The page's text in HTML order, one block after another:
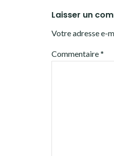
Laisser un
Votre adresse e-
Commentaire*